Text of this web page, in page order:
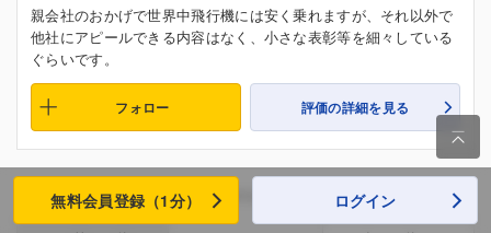
親会社のおかげで世界中飛行機には安く乗れますが、それ以外で
他社にアピールできる内容はなく、小さな表彰等を細々している
ぐらいです。
フォロー 評価の詳細を見る
1863 件中 1~30件を表示

無料会員登録（1分） ログイン